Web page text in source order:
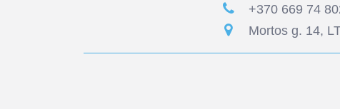
+370 669 74
Mortos g. 14,